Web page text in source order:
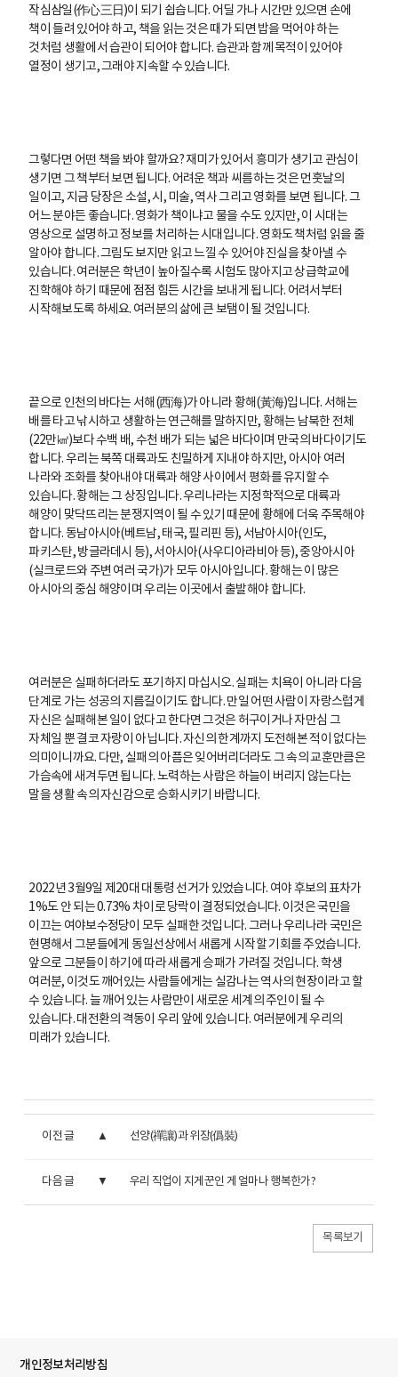
작심삼일(作心三日)이 되기 쉽습니다. 어딜 가나 시간만 있으면 손에
책이 들려 있어야 하고, 책을 읽는 것은 때가 되면 밥을 먹어야 하는
것처럼 생활에서 습관이 되어야 합니다. 습관과 함께 목적이 있어야
열정이 생기고, 그래야 지속할 수 있습니다.
그렇다면 어떤 책을 봐야 할까요? 재미가 있어서 흥미가 생기고 관심이
생기면 그 책부터 보면 됩니다. 어려운 책과 씨름하는 것은 먼훗날의
일이고, 지금 당장은 소설, 시, 미술, 역사 그리고 영화를 보면 됩니다. 그
어느 분야든 좋습니다. 영화가 책이냐고 물을 수도 있지만, 이 시대는
영상으로 설명하고 정보를 처리하는 시대입니다. 영화도 책처럼 읽을 줄
알아야 합니다. 그림도 보지만 읽고 느낄 수 있어야 진실을 찾아낼 수
있습니다. 여러분은 학년이 높아질수록 시험도 많아지고 상급학교에
진학해야 하기 때문에 점점 힘든 시간을 보내게 됩니다. 어려서부터
시작해보도록 하세요. 여러분의 삶에 큰 보탬이 될 것입니다.
끝으로 인천의 바다는 서해(西海)가 아니라 황해(黃海)입니다. 서해는
배를 타고 낚시하고 생활하는 연근해를 말하지만, 황해는 남북한 전체
(22만㎢)보다 수백 배, 수천 배가 되는 넓은 바다이며 만국의 바다이기도
합니다. 우리는 북쪽 대륙과도 친밀하게 지내야 하지만, 아시아 여러
나라와 조화를 찾아내야 대륙과 해양 사이에서 평화를 유지할 수
있습니다. 황해는 그 상징입니다. 우리나라는 지정학적으로 대륙과
해양이 맞닥뜨리는 분쟁지역이 될 수 있기 때문에 황해에 더욱 주목해야
합니다. 동남아시아(베트남, 태국, 필리핀 등), 서남아시아(인도,
파키스탄, 방글라데시 등), 서아시아(사우디아라비아 등), 중앙아시아
(실크로드와 주변 여러 국가)가 모두 아시아입니다. 황해는 이 많은
아시아의 중심 해양이며 우리는 이곳에서 출발해야 합니다.
여러분은 실패하더라도 포기하지 마십시오. 실패는 치욕이 아니라 다음
단계로 가는 성공의 지름길이기도 합니다. 만일 어떤 사람이 자랑스럽게
자신은 실패해본 일이 없다고 한다면 그것은 허구이거나 자만심 그
자체일 뿐 결코 자랑이 아닙니다. 자신의 한계까지 도전해본 적이 없다는
의미이니까요. 다만, 실패의 아픔은 잊어버리더라도 그 속의 교훈만큼은
가슴속에 새겨두면 됩니다. 노력하는 사람은 하늘이 버리지 않는다는
말을 생활 속의 자신감으로 승화시키기 바랍니다.
2022년 3월9일 제20대 대통령 선거가 있었습니다. 여야 후보의 표차가
1%도 안 되는 0.73% 차이로 당락이 결정되었습니다. 이것은 국민을
이끄는 여야보수정당이 모두 실패한 것입니다. 그러나 우리나라 국민은
현명해서 그분들에게 동일선상에서 새롭게 시작할 기회를 주었습니다.
앞으로 그분들이 하기에 따라 새롭게 승패가 가려질 것입니다. 학생
여러분, 이것도 깨어있는 사람들에게는 실감나는 역사의 현장이라고 할
수 있습니다. 늘 깨어 있는 사람만이 새로운 세계의 주인이 될 수
있습니다. 대전환의 격동이 우리 앞에 있습니다. 여러분에게 우리의
미래가 있습니다.
이전 글 선양(禪讓)과 위장(僞裝)
다음 글 우리 직업이 지게꾼인 게 얼마나 행복한가?
목록보기
개인정보처리방침